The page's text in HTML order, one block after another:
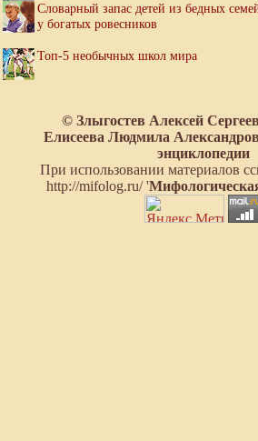
Словарный запас детей из бедных
у богатых ровесников
Топ-5 необычных школ мира
© Злыгостев Алексей
Елисеева Людмила
энциклопедии
При использовании материалов
http://mifolog.ru/ '